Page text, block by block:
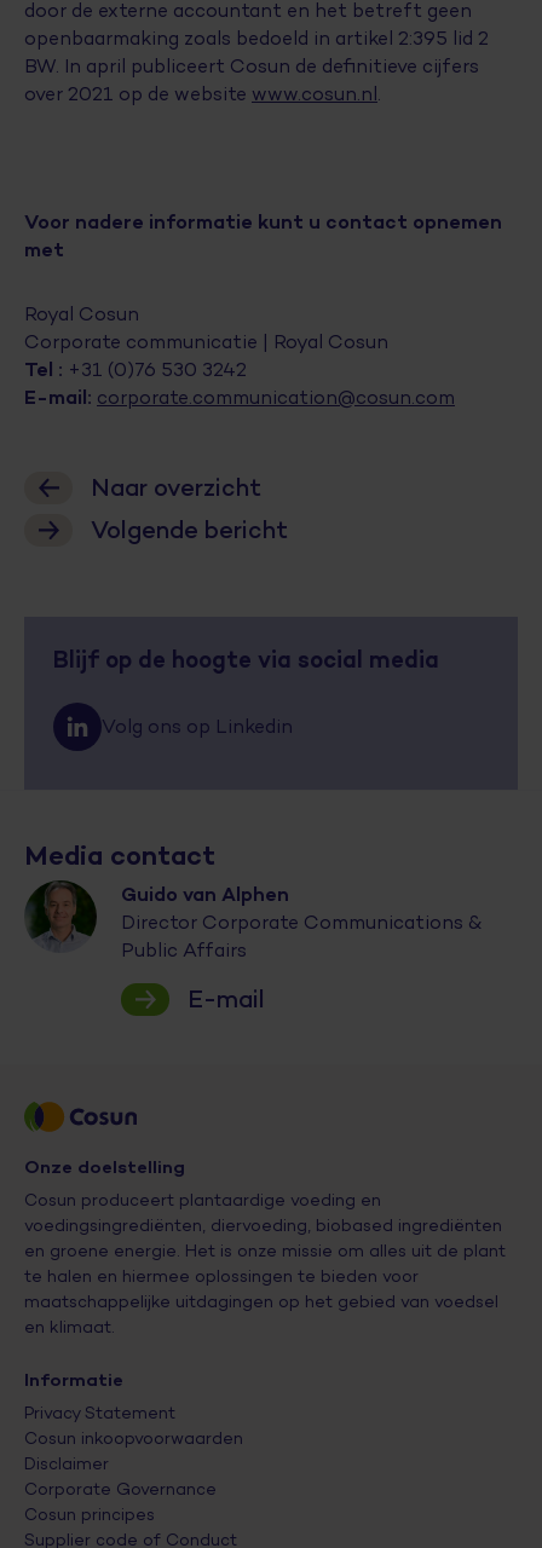
door de externe accountant en het betreft geen
openbaarmaking zoals bedoeld in artikel 2:395 lid 2
BW. In april publiceert Cosun de definitieve cijfers
over 2021 op de website www.cosun.nl.
Voor nadere informatie kunt u contact opnemen
met
Royal Cosun
Corporate communicatie | Royal Cosun
Tel : +31 (0)76 530 3242
E-mail: corporate.communication@cosun.com
Naar overzicht
Volgende bericht
Blijf op de hoogte via social media
Volg ons op Linkedin
Media contact
Guido van Alphen
Director Corporate Communications &
Public Affairs
E-mail
Onze doelstelling
Cosun produceert plantaardige voeding en
voedingsingrediënten, diervoeding, biobased ingrediënten
en groene energie. Het is onze missie om alles uit de plant
te halen en hiermee oplossingen te bieden voor
maatschappelijke uitdagingen op het gebied van voedsel
en klimaat.
Informatie
Privacy Statement
Cosun inkoopvoorwaarden
Disclaimer
Corporate Governance
Cosun principes
Supplier code of Conduct